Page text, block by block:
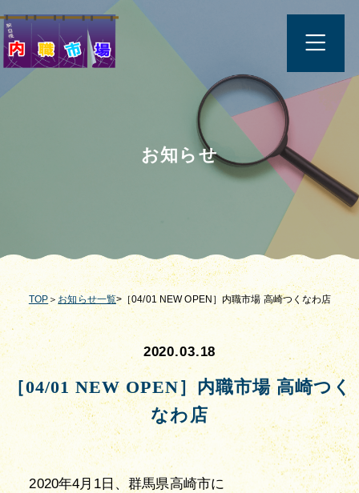
お知らせ
TOP ＞ お知らせ一覧>［04/01 NEW OPEN］内職市場 高崎つくなわ店
2020.03.18
［04/01 NEW OPEN］内職市場 高崎つく
なわ店
2020年4月1日、群馬県高崎市に